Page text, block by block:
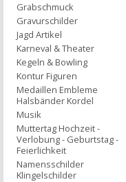
Grabschmuck
Gravurschilder
Jagd Artikel
Karneval & Theater
Kegeln & Bowling
Kontur Figuren
Medaillen Embleme
Halsbänder Kordel
Musik
Muttertag Hochzeit -
Verlobung - Geburtstag -
Feierlichkeit
Namensschilder
Klingelschilder